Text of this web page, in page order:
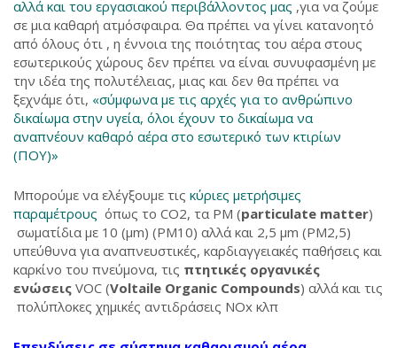
αλλά και του εργασιακού περιβάλλοντος μας ,για να ζούμε
σε μια καθαρή ατμόσφαιρα. Θα πρέπει να γίνει κατανοητό
από όλους ότι , η έννοια της ποιότητας του αέρα στους
εσωτερικούς χώρους δεν πρέπει να είναι συνυφασμένη με
την ιδέα της πολυτέλειας, μιας και δεν θα πρέπει να
ξεχνάμε ότι, «σύμφωνα με τις αρχές για το ανθρώπινο
δικαίωμα στην υγεία, όλοι έχουν το δικαίωμα να
αναπνέουν καθαρό αέρα στο εσωτερικό των κτιρίων
(ΠΟΥ)»
Μπορούμε να ελέγξουμε τις κύριες μετρήσιμες
παραμέτρους όπως το CO2, τα ΡΜ (particulate matter)
σωματίδια με 10 (μm) (PM10) αλλά και 2,5 μm (PM2,5)
υπεύθυνα για αναπνευστικές, καρδιαγγειακές παθήσεις και
καρκίνο του πνεύμονα, τις πτητικές οργανικές
ενώσεις VOC (Voltaile Organic Compounds) αλλά και τις
πολύπλοκες χημικές αντιδράσεις NOx κλπ